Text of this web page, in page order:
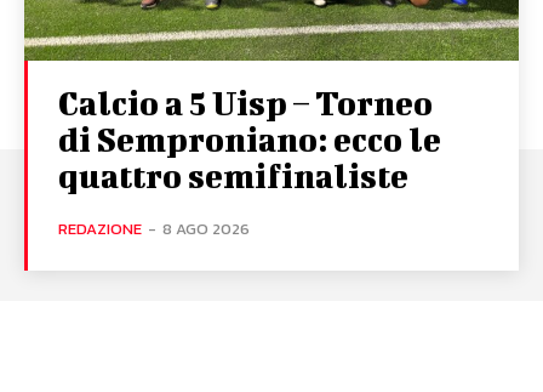
Calcio a 5 Uisp – Torneo
di Semproniano: ecco le
quattro semifinaliste
REDAZIONE - 8 AGO 2026